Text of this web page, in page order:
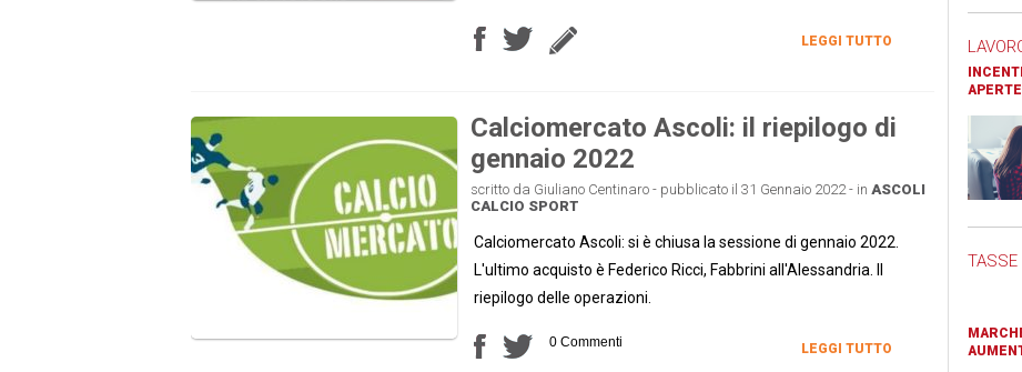
LEGGI TUTTO
Calciomercato Ascoli: il riepilogo di
gennaio 2022
scritto da Giuliano Centinaro - pubblicato il 31 Gennaio 2022 - in ASCOLI
CALCIO SPORT
Calciomercato Ascoli: si è chiusa la sessione di gennaio 2022.
L'ultimo acquisto è Federico Ricci, Fabbrini all'Alessandria. Il
riepilogo delle operazioni.
0 Commenti LEGGI TUTTO
TASSE